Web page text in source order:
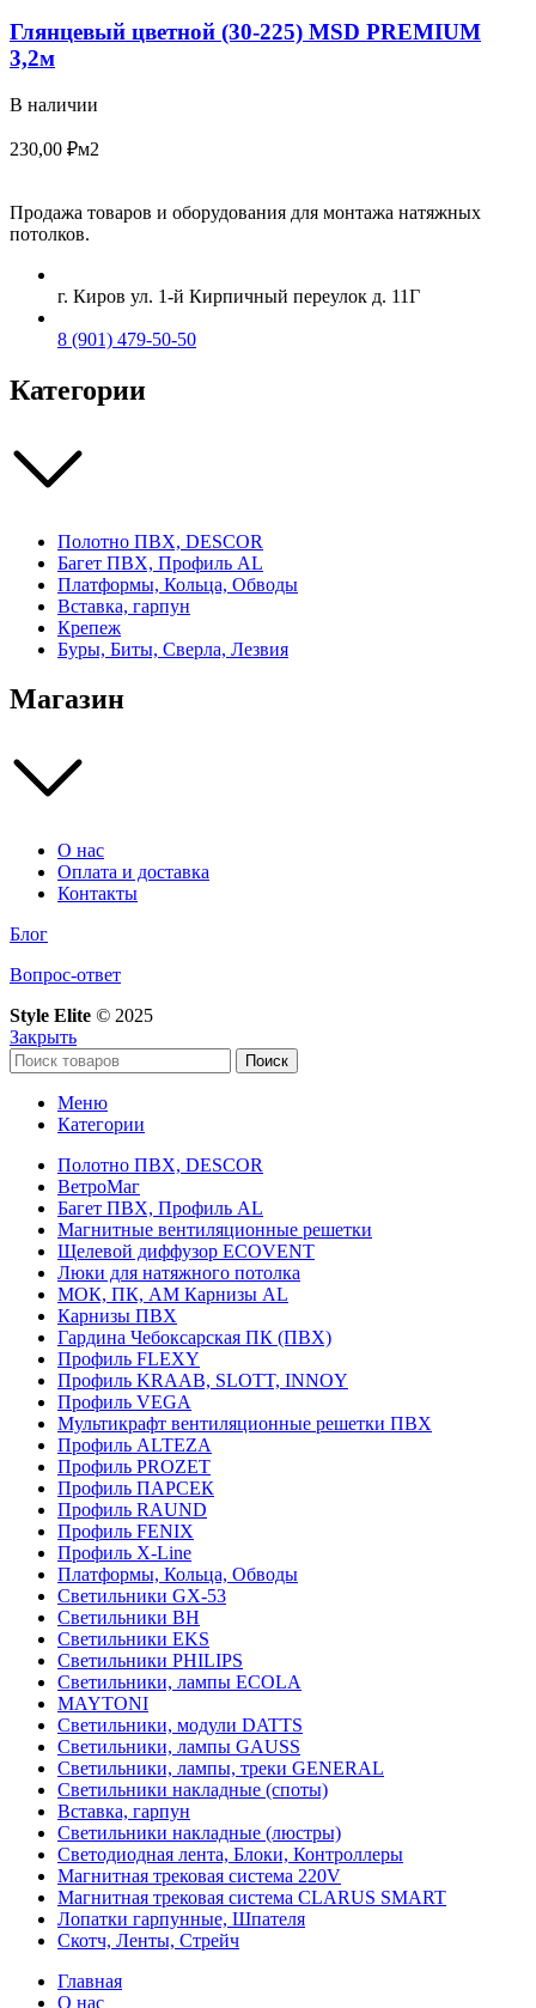
Глянцевый цветной (30-225) MSD PREMIUM
3,2м
В наличии
230,00 ₽м2
Продажа товаров и оборудования для монтажа натяжных
потолков.
г. Киров ул. 1-й Кирпичный переулок д. 11Г
8 (901) 479-50-50
Категории
Полотно ПВХ, DESCOR
Багет ПВХ, Профиль AL
Платформы, Кольца, Обводы
Вставка, гарпун
Крепеж
Буры, Биты, Сверла, Лезвия
Магазин
О нас
Оплата и доставка
Контакты
Блог
Вопрос-ответ
Style Elite © 2025
Закрыть
Поиск
Меню
Категории
Полотно ПВХ, DESCOR
ВетроМаг
Багет ПВХ, Профиль AL
Магнитные вентиляционные решетки
Щелевой диффузор ECOVENT
Люки для натяжного потолка
МОК, ПК, АМ Карнизы AL
Карнизы ПВХ
Гардина Чебоксарская ПК (ПВХ)
Профиль FLEXY
Профиль KRAAB, SLOTT, INNOY
Профиль VEGA
Мультикрафт вентиляционные решетки ПВХ
Профиль ALTEZA
Профиль PROZET
Профиль ПАРСЕК
Профиль RAUND
Профиль FENIX
Профиль Х-Line
Платформы, Кольца, Обводы
Светильники GX-53
Светильники BH
Светильники EKS
Светильники PHILIPS
Светильники, лампы ECOLA
MAYTONI
Светильники, модули DATTS
Светильники, лампы GAUSS
Светильники, лампы, треки GENERAL
Светильники накладные (споты)
Вставка, гарпун
Светильники накладные (люстры)
Светодиодная лента, Блоки, Контроллеры
Магнитная трековая система 220V
Магнитная трековая система CLARUS SMART
Лопатки гарпунные, Шпателя
Скотч, Ленты, Стрейч
Главная
О нас